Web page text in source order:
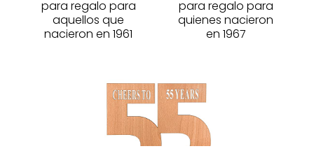
para regalo para
aquellos que
nacieron en 1961
para regalo para
quienes nacieron
en 1967